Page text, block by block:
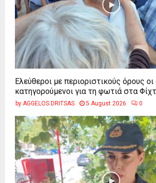
Ελεύθεροι με περιοριστικούς όρους οι
κατηγορούμενοι για τη φωτιά στα
by AGGELOS DRITSAS 5 August 2026 0